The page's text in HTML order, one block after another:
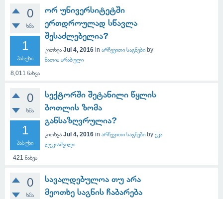
0
ხმა
1
პასუხი
8,011 ნახვა
ორ უნივერსიტეტში
ერთდროულად სწავლა
შესაძლებელია?
კითხვა Jul 4, 2016 in არჩევითი საგნები by
ნათია არაბული
0
ხმა
1
პასუხი
421 ნახვა
სექტორში შეტანილი წყლის
ბოთლის ზომა
განსაზღვრულია?
კითხვა Jul 4, 2016 in არჩევითი საგნები by ეკა
ლეკიაშვილი
0
ხმა
სავალდებულოა თუ არა
მეოთხე საგნის ჩაბარება